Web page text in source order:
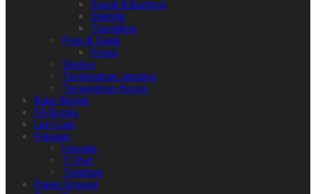
Sosial & Budaya
Statistik
Travelling
Puisi & Sajak
Prosa
Sketsa
Terjemahan Jepang
Terjemahan Korea
Buku Mojok
EA Books
Lain-Lain
Pakaian
Hoodie
T-Shirt
Totebag
Paket Spesial